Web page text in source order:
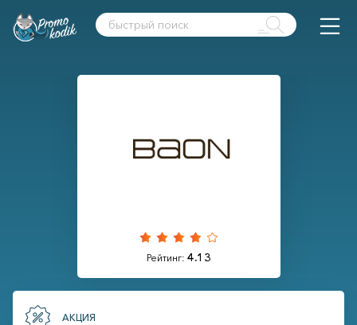
Рейтинг: 4.13
АКЦИЯ